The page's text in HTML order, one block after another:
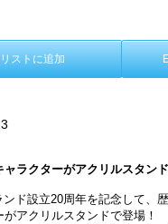
ストに追加
ラクターがアクリルスタンド
ド設立20周年を記念して、
アクリルスタンドで登場！